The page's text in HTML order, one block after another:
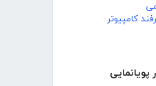
کامپیوتر